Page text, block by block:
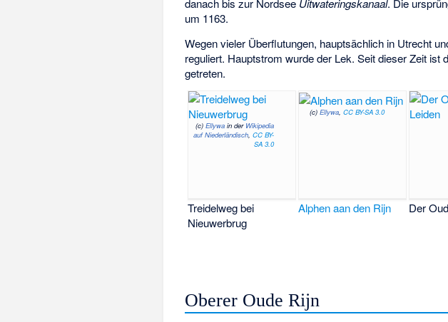
danach bis zur Nordsee Uitwateringskanaal. Die
um 1163.
Wegen vieler Überflutungen, hauptsächlich in Utrecht
reguliert. Hauptstrom wurde der Lek. Seit dieser Zeit
getreten.
(c)Ellywa in der Wikipedia
auf Niederländisch,CC BY-
SA 3.0
Treidelweg bei
Nieuwerbrug
(c)Ellywa,CC BY-SA 3.0
Alphen aan den Rijn Der
Oberer Oude Rijn